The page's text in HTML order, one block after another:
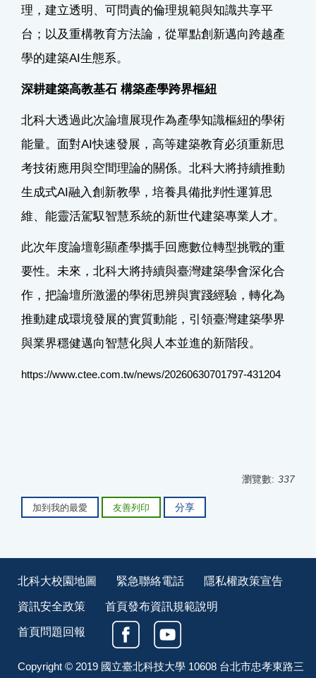
理，建立透明、可問責的倫理規範與知識共享平
台；以及重構教育方法論，從單點創新邁向跨越產
學的建築AI生態系。
深耕建築高教基石 構築產學跨界樞紐
北科大透過此次論壇展現作為產學知識樞紐的學術
能量。面對AI快速發展，高等建築教育必須重新思
考技術應用與空間理論的關係。北科大將持續推動
生成式AI融入創新教學，培養具備批判性運算思
維、能靈活駕馭智慧系統的新世代建築專業人才。
此次年度論壇彰顯產學攜手回應數位轉型挑戰的重
要性。未來，北科大將持續與臺灣建築學會深化合
作，把論壇所激盪的學術思辨與實踐經驗，轉化為
推動建成環境發展的實質動能，引領臺灣建築學界
與業界穩健邁向智慧化與人本並進的新階段。
https://www.ctee.com.tw/news/20260630701797-431204
瀏覽數: 337
加到我的最愛 友善列印 分享
北科大校園地圖 緊急聯絡電話 隱私權政策宣告
資訊安全政策 首頁發布資訊規範說明
首頁問題回報
Copyright © 2019 國立臺北科技大學 10608 台北市忠孝東路三